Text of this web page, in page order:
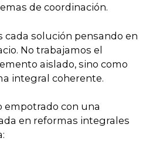
de coordinación.
cada solución pensando en
No trabajamos el
aislado, sino como
integral coherente.
empotrado con una
en reformas integrales